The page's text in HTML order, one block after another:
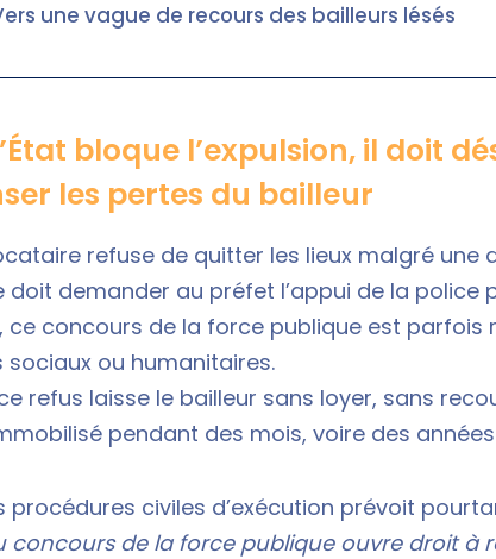
une vague de recours des bailleurs lésés
bloque l’expulsion, il doit
les pertes du bailleur
refuse de quitter les lieux malgré une
demander au préfet l’appui de la police
ce concours de la force publique est parfois
ou humanitaires.
refus laisse le bailleur sans loyer, sans
pendant des mois, voire des
procédures civiles d’exécution prévoit
concours de la force publique ouvre droit à